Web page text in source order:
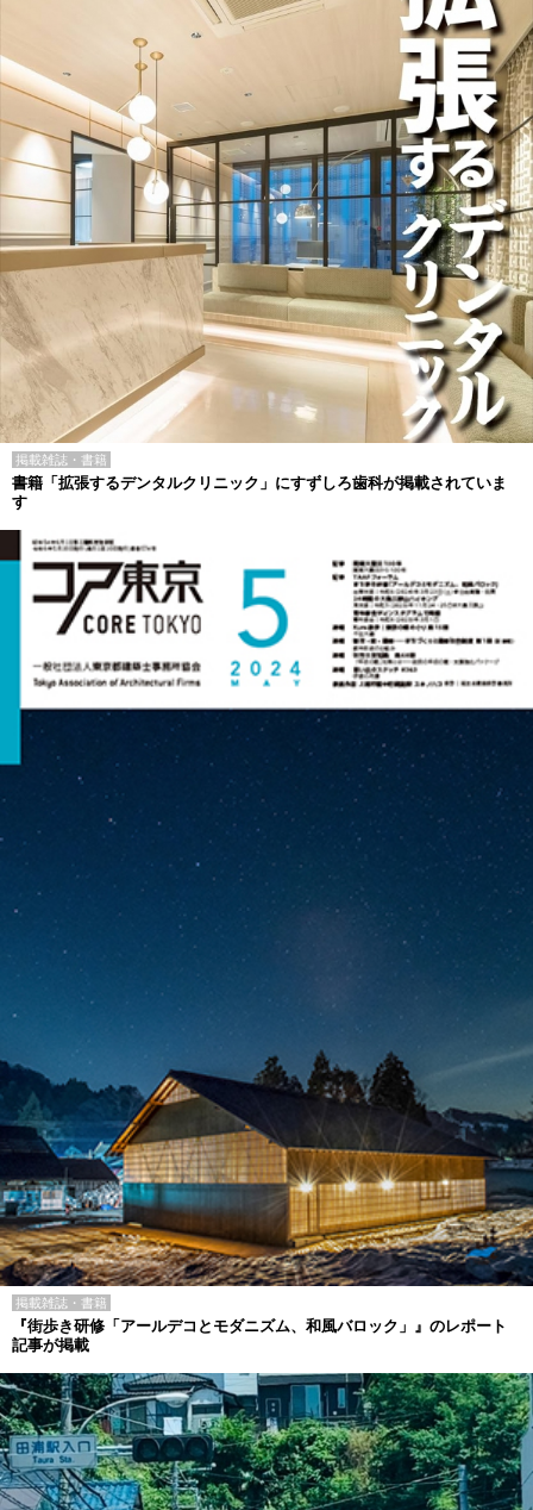
掲載雑誌・書籍
書籍「拡張するデンタルクリニック」にすずしろ歯科が掲載されていま
す
掲載雑誌・書籍
『街歩き研修「アールデコとモダニズム、和風バロック」』のレポート
記事が掲載